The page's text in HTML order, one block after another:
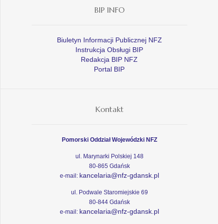
BIP INFO
Biuletyn Informacji Publicznej NFZ
Instrukcja Obsługi BIP
Redakcja BIP NFZ
Portal BIP
Kontakt
Pomorski Oddział Wojewódzki NFZ
ul. Marynarki Polskiej 148
80-865 Gdańsk
e-mail: kancelaria@nfz-gdansk.pl
ul. Podwale Staromiejskie 69
80-844 Gdańsk
e-mail: kancelaria@nfz-gdansk.pl